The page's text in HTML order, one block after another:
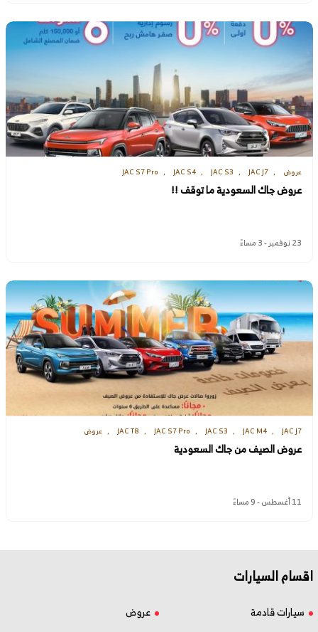
عروض JAC J7
JAC S3
JAC S4
JAC S7 Pro
عروض جاك السعودية ما توقف !!
23 نوفمبر - 3 مساءً
JAC J7
JAC M4
JAC S3
JAC S7 Pro
JAC T8 عروض
عروض الصيف من جاك السعودية
11 أغسطس - 9 مساءً
اقسام السيارات
سيارات قادمة
عروض